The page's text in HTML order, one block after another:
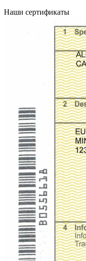
Наши сертификаты